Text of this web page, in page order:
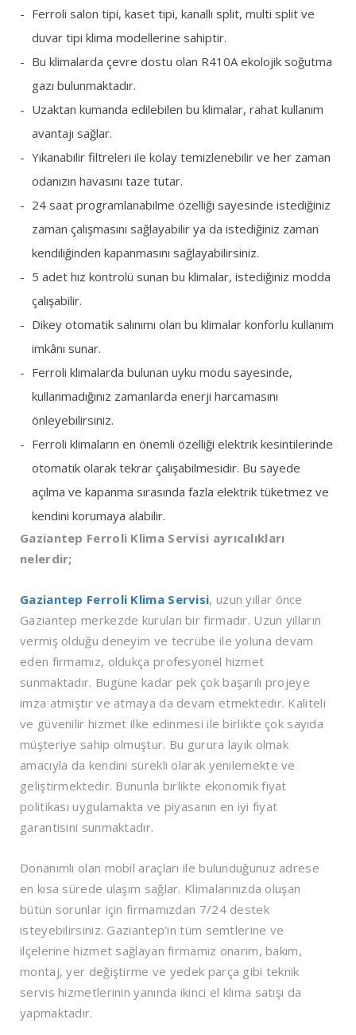
Ferroli salon tipi, kaset tipi, kanallı split, multi split ve
duvar tipi klima modellerine sahiptir.
Bu klimalarda çevre dostu olan R410A ekolojik soğutma
gazı bulunmaktadır.
Uzaktan kumanda edilebilen bu klimalar, rahat kullanım
avantajı sağlar.
Yıkanabilir filtreleri ile kolay temizlenebilir ve her zaman
odanızın havasını taze tutar.
24 saat programlanabilme özelliği sayesinde istediğiniz
zaman çalışmasını sağlayabilir ya da istediğiniz zaman
kendiliğinden kapanmasını sağlayabilirsiniz.
5 adet hız kontrolü sunan bu klimalar, istediğiniz modda
çalışabilir.
Dikey otomatik salınımı olan bu klimalar konforlu kullanım
imkânı sunar.
Ferroli klimalarda bulunan uyku modu sayesinde,
kullanmadığınız zamanlarda enerji harcamasını
önleyebilirsiniz.
Ferroli klimaların en önemli özelliği elektrik kesintilerinde
otomatik olarak tekrar çalışabilmesidir. Bu sayede
açılma ve kapanma sırasında fazla elektrik tüketmez ve
kendini korumaya alabilir.
Gaziantep Ferroli Klima Servisi ayrıcalıkları
nelerdir;
Gaziantep Ferroli Klima Servisi, uzun yıllar önce
Gaziantep merkezde kurulan bir firmadır. Uzun yılların
vermiş olduğu deneyim ve tecrübe ile yoluna devam
eden firmamız, oldukça profesyonel hizmet
sunmaktadır. Bugüne kadar pek çok başarılı projeye
imza atmıştır ve atmaya da devam etmektedir. Kaliteli
ve güvenilir hizmet ilke edinmesi ile birlikte çok sayıda
müşteriye sahip olmuştur. Bu gurura layık olmak
amacıyla da kendini sürekli olarak yenilemekte ve
geliştirmektedir. Bununla birlikte ekonomik fiyat
politikası uygulamakta ve piyasanın en iyi fiyat
garantisini sunmaktadır.
Donanımlı olan mobil araçları ile bulunduğunuz adrese
en kısa sürede ulaşım sağlar. Klimalarınızda oluşan
bütün sorunlar için firmamızdan 7/24 destek
isteyebilirsiniz. Gaziantep’in tüm semtlerine ve
ilçelerine hizmet sağlayan firmamız onarım, bakım,
montaj, yer değiştirme ve yedek parça gibi teknik
servis hizmetlerinin yanında ikinci el klima satışı da
yapmaktadır.